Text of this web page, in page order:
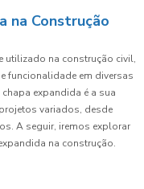
na Construção
utilizado na construção civil,
funcionalidade em diversas
expandida é a sua
variados, desde
A seguir, iremos explorar
na construção.